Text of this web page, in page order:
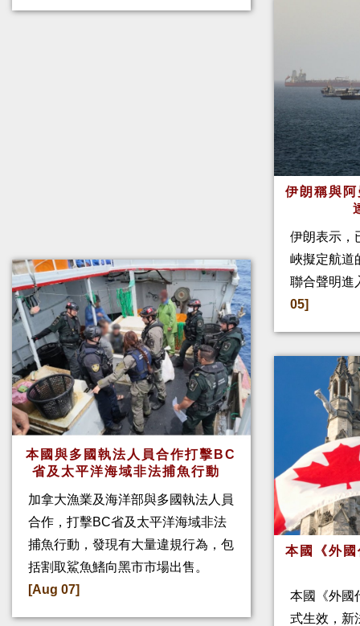
本國與多國執法人員合作打擊BC
省及太平洋海域非法捕魚行動
加拿大漁業及海洋部與多國執法人員
合作，打擊BC省及太平洋海域非法
捕魚行動，發現有大量違規行為，包
括割取鯊魚鰭向黑市市場出售。
[Aug 07]
伊朗稱與
伊朗表示，
峽擬定航道
聯合聲明進
05]
本國《外
本國《外國
式生效，新